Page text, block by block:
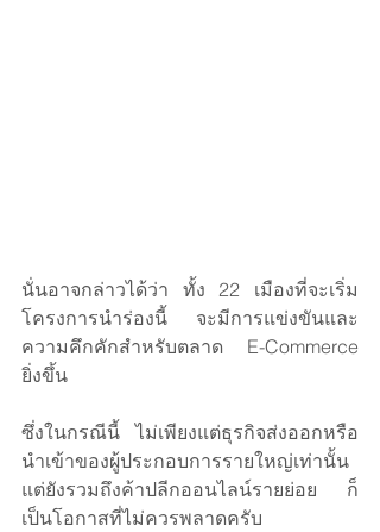
นั่นอาจกล่าวได้ว่า ทั้ง 22 เมืองที่จะเริ่ม
โครงการนำร่องนี้ จะมีการแข่งขันและ
ความคึกคักสำหรับตลาด E-Commerce
ยิ่งขึ้น
ซึ่งในกรณีนี้ ไม่เพียงแต่ธุรกิจส่งออกหรือ
นำเข้าของผู้ประกอบการรายใหญ่เท่านั้น
แต่ยังรวมถึงค้าปลีกออนไลน์รายย่อย ก็
เป็นโอกาสที่ไม่ควรพลาดครับ